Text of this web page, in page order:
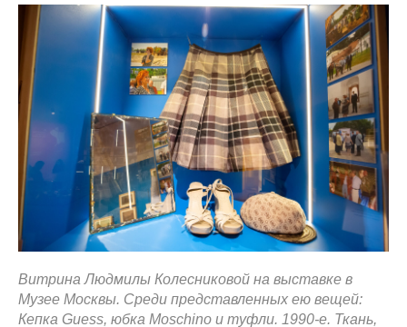
Витрина Людмилы Колесниковой на выставке в
Музее Москвы. Среди представленных ею вещей:
Кепка Guess, юбка Moschino и туфли. 1990-е. Ткань,